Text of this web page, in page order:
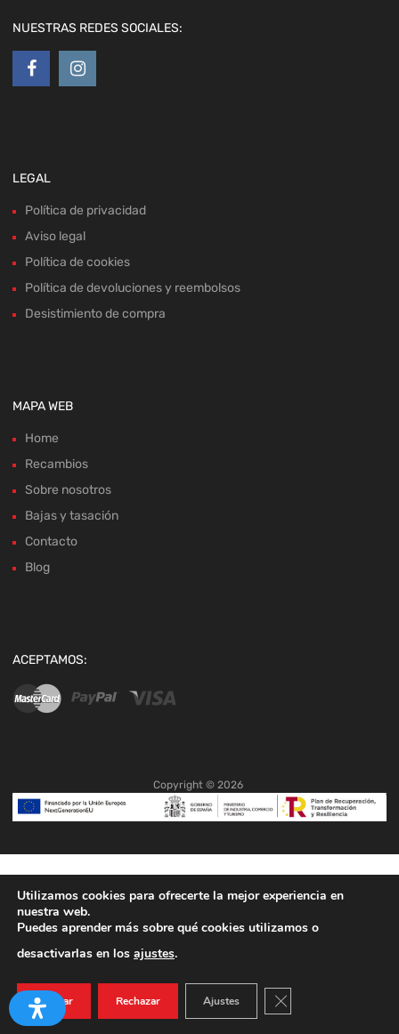
NUESTRAS REDES SOCIALES:
LEGAL
Política de privacidad
Aviso legal
Política de cookies
Política de devoluciones y reembolsos
Desistimiento de compra
MAPA WEB
Home
Recambios
Sobre nosotros
Bajas y tasación
Contacto
Blog
ACEPTAMOS:
Copyright © 2026
Utilizamos cookies para ofrecerte la mejor experiencia en
nuestra web.
Puedes aprender más sobre qué cookies utilizamos o
desactivarlas en los ajustes.
Aceptar Rechazar Ajustes Cerrar el banner de